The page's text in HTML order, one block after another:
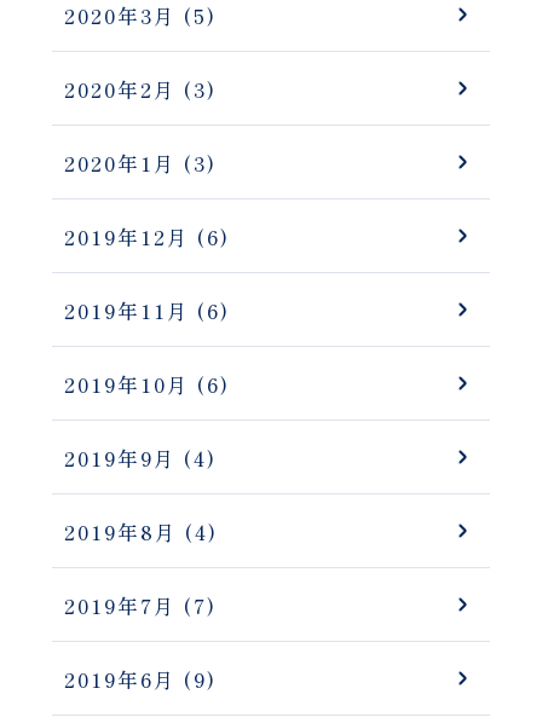
2020年3月 (5)
2020年2月 (3)
2020年1月 (3)
2019年12月 (6)
2019年11月 (6)
2019年10月 (6)
2019年9月 (4)
2019年8月 (4)
2019年7月 (7)
2019年6月 (9)